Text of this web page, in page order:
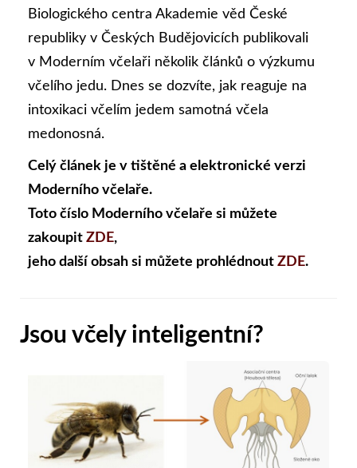
Biologického centra Akademie věd České
republiky v Českých Budějovicích publikovali
v Moderním včelaři několik článků o výzkumu
včelího jedu. Dnes se dozvíte, jak reaguje na
intoxikaci včelím jedem samotná včela
medonosná.
Celý článek je v tištěné a elektronické verzi
Moderního včelaře.
Toto číslo Moderního včelaře si můžete
zakoupit ZDE,
jeho další obsah si můžete prohlédnout ZDE.
Jsou včely inteligentní?